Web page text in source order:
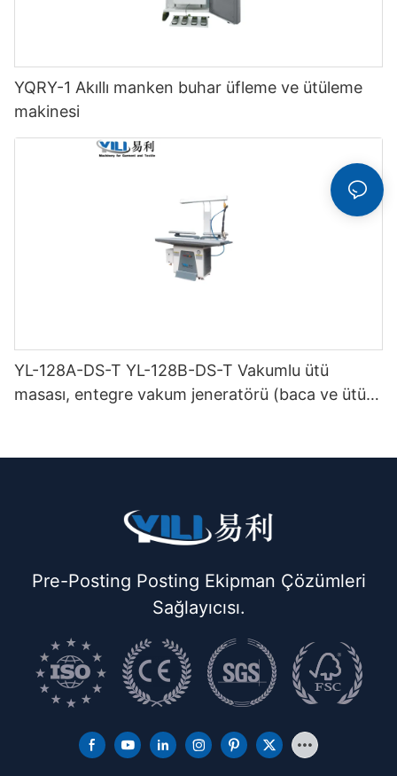
YQRY-1 Akıllı manken buhar üfleme ve ütüleme
makinesi
YL-128A-DS-T YL-128B-DS-T Vakumlu ütü
masası, entegre vakum jeneratörü (baca ve ütü
Pre-Posting Posting Ekipman Çözümleri
Sağlayıcısı.